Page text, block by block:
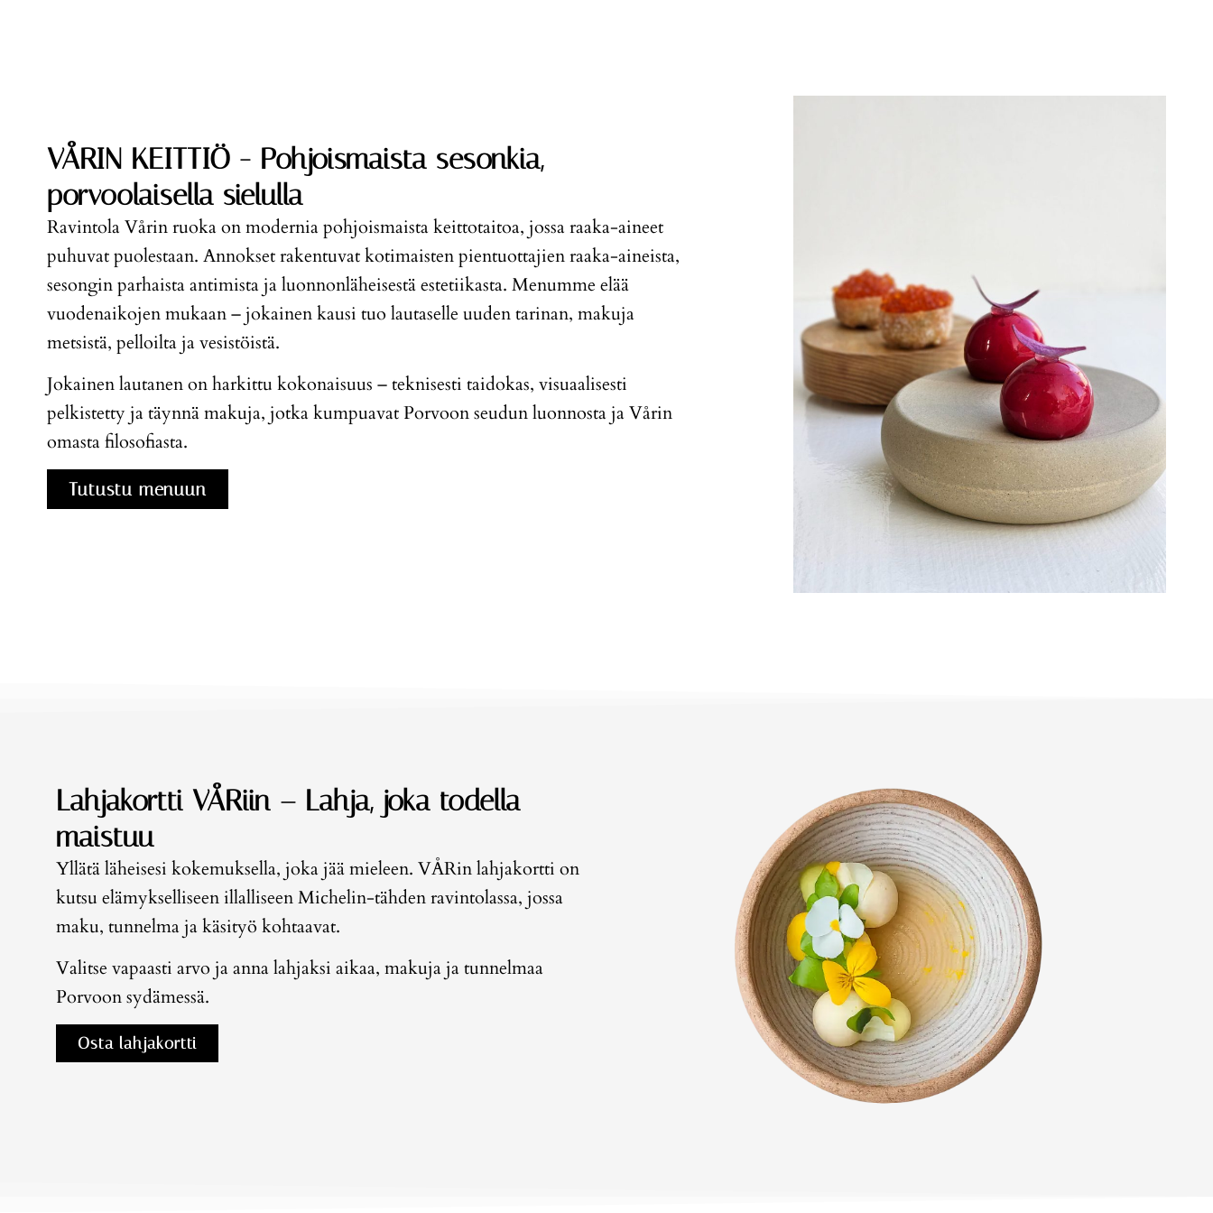
VÅRIN KEITTIÖ - Pohjoismaista sesonkia,
porvoolaisella sielulla
Ravintola Vårin ruoka on modernia pohjoismaista keittotaitoa, jossa raaka-aineet
puhuvat puolestaan. Annokset rakentuvat kotimaisten pientuottajien raaka-aineista,
sesongin parhaista antimista ja luonnonläheisestä estetiikasta. Menumme elää
vuodenaikojen mukaan – jokainen kausi tuo lautaselle uuden tarinan, makuja
metsistä, pelloilta ja vesistöistä.
Jokainen lautanen on harkittu kokonaisuus – teknisesti taidokas, visuaalisesti
pelkistetty ja täynnä makuja, jotka kumpuavat Porvoon seudun luonnosta ja Vårin
omasta filosofiasta.
Tutustu menuun
Lahjakortti VÅRiin – Lahja, joka todella
maistuu
Yllätä läheisesi kokemuksella, joka jää mieleen. VÅRin lahjakortti on
kutsu elämykselliseen illalliseen Michelin-tähden ravintolassa, jossa
maku, tunnelma ja käsityö kohtaavat.
Valitse vapaasti arvo ja anna lahjaksi aikaa, makuja ja tunnelmaa
Porvoon sydämessä.
Osta lahjakortti